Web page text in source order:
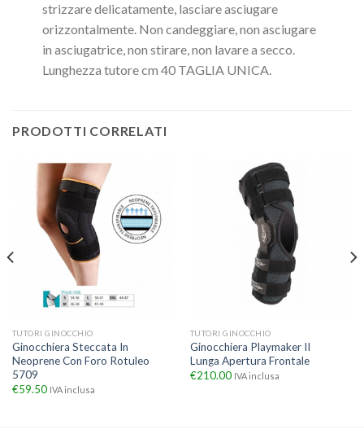
strizzare delicatamente, lasciare asciugare
orizzontalmente. Non candeggiare, non asciugare
in asciugatrice, non stirare, non lavare a secco.
Lunghezza tutore cm 40 TAGLIA UNICA.
PRODOTTI CORRELATI
TUTORI GINOCCHIO
Ginocchiera Steccata In
Neoprene Con Foro Rotuleo
5709
€59.50 IVA inclusa
TUTORI GINOCCHIO
Ginocchiera Playmaker II
Lunga Apertura Frontale
€210.00 IVA inclusa